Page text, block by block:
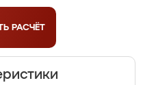
РАСЧЁТ